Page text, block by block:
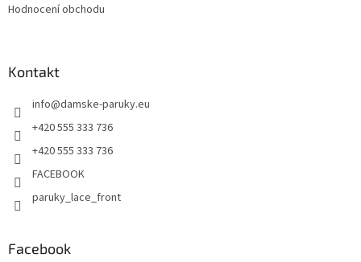
Hodnocení obchodu
Kontakt
info@damske-paruky.eu
+420 555 333 736
+420 555 333 736
FACEBOOK
paruky_lace_front
Facebook